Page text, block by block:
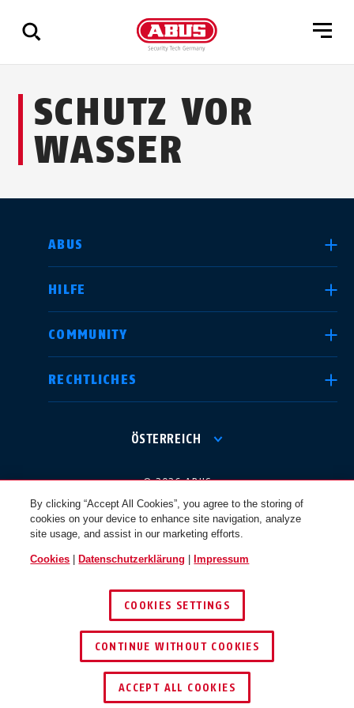
alle
SCHUTZ VOR
WASSER
ABUS
HILFE
COMMUNITY
RECHTLICHES
ÖSTERREICH
© 2026 ABUS
LAND AUSWÄHLEN
Deutschland
International USA
Canada
Österreich
Nederland
Italia
België
By clicking “Accept All Cookies”, you agree to the storing of
cookies on your device to enhance site navigation, analyze
site usage, and assist in our marketing efforts.
Cookies Datenschutzerklärung Impressum
COOKIES SETTINGS
CONTINUE WITHOUT COOKIES
ACCEPT ALL COOKIES